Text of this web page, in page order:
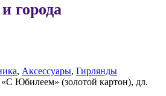
города
, Аксессуары, Гирлянды
«С Юбилеем» (золотой картон), дл.